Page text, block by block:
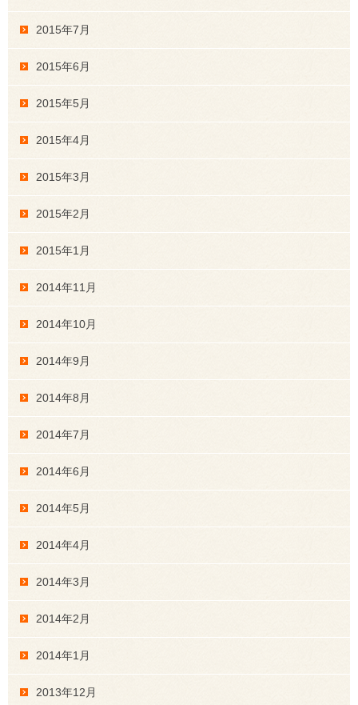
2015年7月
2015年6月
2015年5月
2015年4月
2015年3月
2015年2月
2015年1月
2014年11月
2014年10月
2014年9月
2014年8月
2014年7月
2014年6月
2014年5月
2014年4月
2014年3月
2014年2月
2014年1月
2013年12月